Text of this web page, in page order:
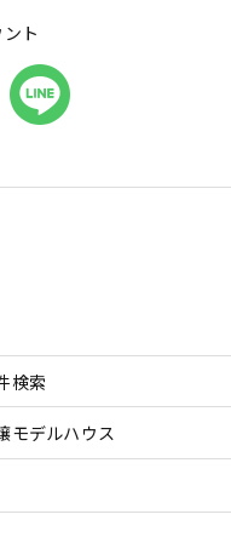
ト
検索
モデルハウス